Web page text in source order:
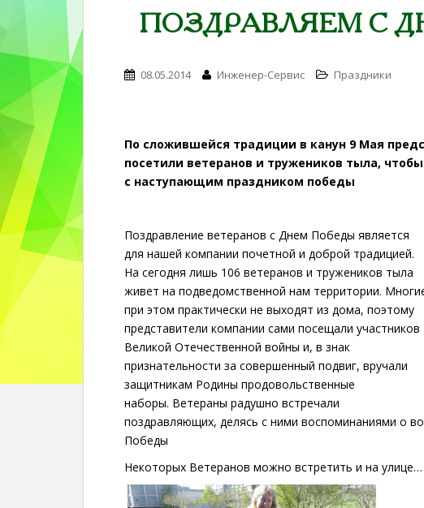
ПОЗДРАВЛЯЕМ С
08.05.2014 Инженер-Сервис Праздники
По сложившейся традиции в канун 9 Мая
посетили ветеранов и тружеников тыла,
с наступающим праздником победы
Поздравление ветеранов с Днем Победы является
для нашей компании почетной и доброй традицией.
На сегодня лишь 106 ветеранов и тружеников тыла
живет на подведомственной нам территории.
при этом практически не выходят из дома, поэтому
представители компании сами посещали участников
Великой Отечественной войны и, в знак
признательности за совершенный подвиг, вручали
защитникам Родины продовольственные
наборы. Ветераны радушно встречали
поздравляющих, делясь с ними воспоминаниями о
Победы
Некоторых Ветеранов можно встретить и на улице…